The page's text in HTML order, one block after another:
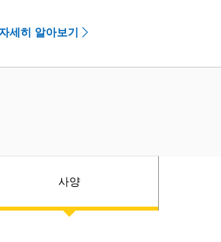
통해 견인용 베어 섀시 장비를 공급하
모든 과정은 현지 Cat 지점을 거칩니
세히 알아보기
사양